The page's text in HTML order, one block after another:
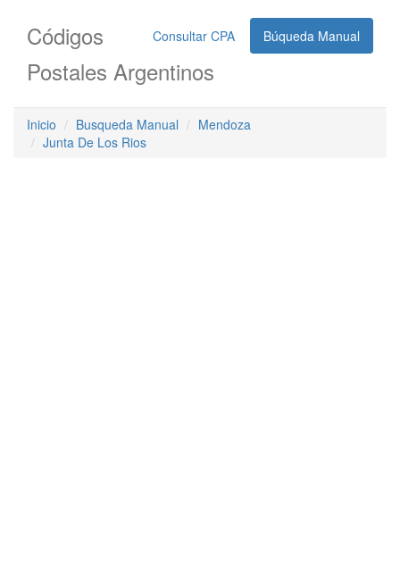
Consultar CPA Búqueda Manual
Códigos
Postales Argentinos
Inicio Busqueda Manual
Mendoza
Junta De Los Rios